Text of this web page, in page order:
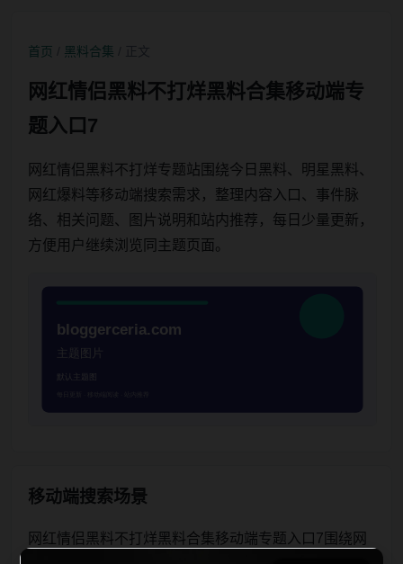
首页 黑料合集
网红情侣黑料不打烊黑料合集移动端专
题入口7
网红情侣黑料不打烊专题站围绕今日黑料、明星黑料、
网红爆料等移动端搜索需求，整理内容入口、事件脉
络、相关问题、图片说明和站内推荐，每日少量更新，
方便用户继续浏览同主题页面。
移动端搜索场景
网红情侣黑料不打烊黑料合集移动端专题入口7围绕网